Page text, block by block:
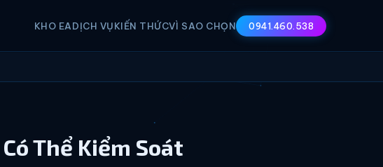
KHO EADỊCH VỤKIẾN THỨCVÌ SAO CHỌN 0941.460.538
Thể Kiểm Soát